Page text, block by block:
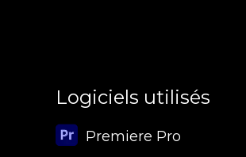
Logiciels utilisés
Premiere Pro